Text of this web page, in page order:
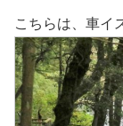
こちらは、車イ